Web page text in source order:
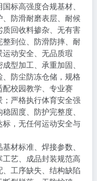
国标高强度合规基材、
防滑耐磨表层、耐候
回收料掺杂、无有害
到位、防滑防摔、耐
动安全、无品质瑕
型加工、承重加固、
防尘防冻仓储，规格
校园教学、专业赛
严格执行体育安全强
固度、防护完整度、
，无任何运动安全与
基材标准、焊接参数、
艺、成品封装规范高
工序缺失、结构缺陷